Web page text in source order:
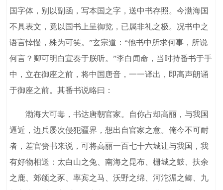
国字体，别以副函，写本国之字，送中书存照。今渤海国
不具表文，竟以国书上呈御览，已属非礼之极。况书中之
语言悻慢，殊为可笑。”玄宗道：“他书中所求何事，所说
何言？卿可明白宣奏于朕听。”李白闻命，当时持番书于手
中，立在御座之前，将中国唐音，一一译出，即高声朗诵
于御座之前。其番书说略曰：
渤海大可毒，书达唐朝官家。自你占却高丽，与我国
逼近，边兵屡次侵犯疆界，想出自官家之意。俺今不可耐
者，差官赍书来说，可将高丽一百七十六城让与我国，我
有好物相送：太白山之兔、南海之昆布、栅城之鼓、扶余
之鹿、郊颌之豕、率宾之马、沃野之绵、河沱湄之鲫、九